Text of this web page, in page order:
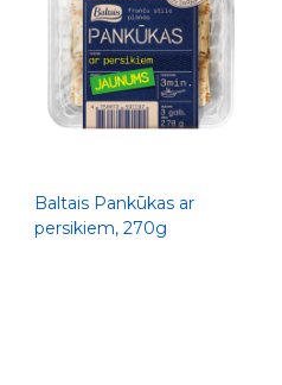
Baltais Pankūkas ar
persikiem, 270g